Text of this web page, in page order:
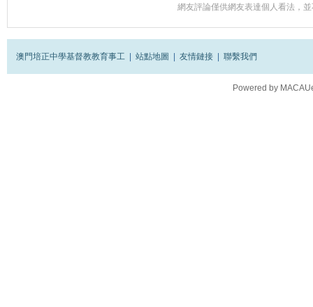
網友評論僅供網友表達個人看法，
澳門培正中學基督教教育事工 站點地圖 友情鏈接 聯繫我們
Powered by